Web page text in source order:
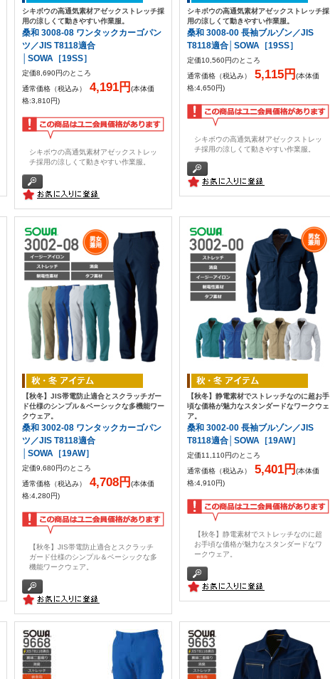
シキボウの高通気素材アゼックストレッチ採
用の涼しくて動きやすい作業服。
桑和 3008-08 ワンタックカーゴパン
ツ／JIS T8118適合
│SOWA［19SS］
定価8,690円のところ
通常価格（税込み）
4,191円(本体価
格:3,810円)
シキボウの高通気素材アゼックストレッ
チ採用の涼しくて動きやすい作業服。
シキボウの高通気素材アゼックストレッチ採
用の涼しくて動きやすい作業服。
桑和 3008-00 長袖ブルゾン／JIS
T8118適合│SOWA［19SS］
定価10,560円のところ
通常価格（税込み）
5,115円(本体価
格:4,650円)
シキボウの高通気素材アゼックストレッ
チ採用の涼しくて動きやすい作業服。
【秋冬】JIS帯電防止適合とスクラッチガー
ド仕様のシンプル＆ベーシックな多機能ワー
クウェア。
桑和 3002-08 ワンタックカーゴパン
ツ／JIS T8118適合
│SOWA［19AW］
定価9,680円のところ
通常価格（税込み）
4,708円(本体価
格:4,280円)
【秋冬】JIS帯電防止適合とスクラッチ
ガード仕様のシンプル＆ベーシックな多
機能ワークウェア。
【秋冬】静電素材でストレッチなのに超お手
頃な価格が魅力なスタンダードなワークウェ
ア。
桑和 3002-00 長袖ブルゾン／JIS
T8118適合│SOWA［19AW］
定価11,110円のところ
通常価格（税込み）
5,401円(本体価
格:4,910円)
【秋冬】静電素材でストレッチなのに超
お手頃な価格が魅力なスタンダードなワ
ークウェア。